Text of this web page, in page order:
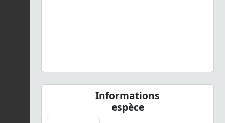
Informations
espèce